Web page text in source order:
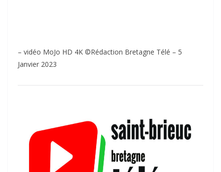
– vidéo MoJo HD 4K ©Rédaction Bretagne Télé – 5
Janvier 2023